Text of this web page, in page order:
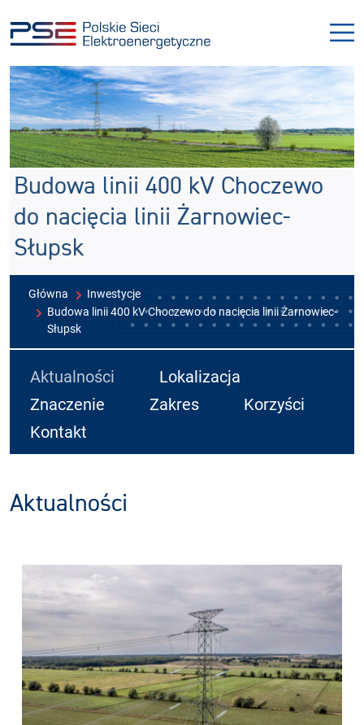
do
menu
do
treści
Budowa linii 400 kV Choczewo
do nacięcia linii Żarnowiec-
Słupsk
Główna
Inwestycje
Budowa linii 400 kV Choczewo do nacięcia linii Żarnowiec-
Słupsk
Aktualności
Lokalizacja
Znaczenie
Zakres
Korzyści
Kontakt
Aktualności